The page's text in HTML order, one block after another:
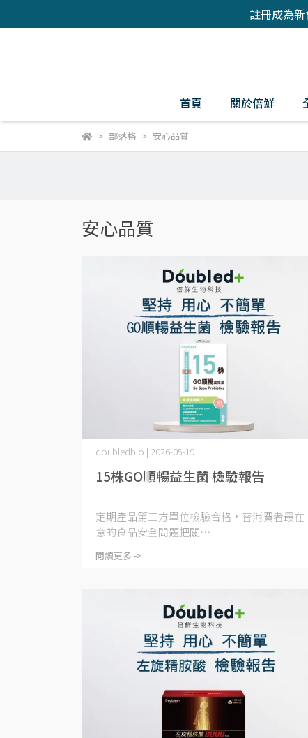
註冊成為
首頁 關於倍鮮
部落格 安心品質
安心品質
15株GO順暢益生菌 檢驗報告
doubledbio | 2026-05-19
定期產品第三方單位檢驗合格，替消費者最在
意的食品安全問題把關⋯
閱讀更多 ->